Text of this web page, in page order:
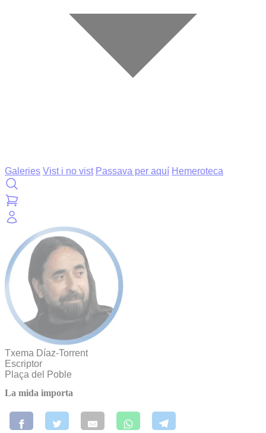
Galeries Vist i no vist Passava per aquí Hemeroteca
Txema Díaz-Torrent
Escriptor
Plaça del Poble
La mida importa